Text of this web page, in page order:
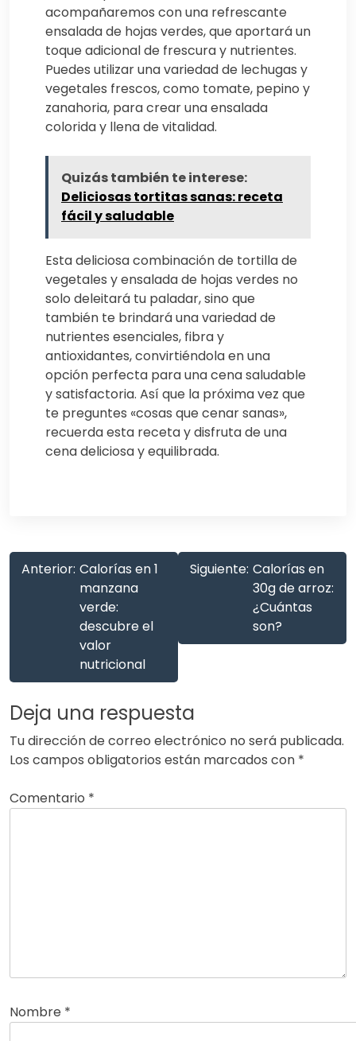
acompañaremos con una refrescante
ensalada de hojas verdes, que aportará un
toque adicional de frescura y nutrientes.
Puedes utilizar una variedad de lechugas y
vegetales frescos, como tomate, pepino y
zanahoria, para crear una ensalada
colorida y llena de vitalidad.
Quizás también te interese:
Deliciosas tortitas sanas: receta
fácil y saludable
Esta deliciosa combinación de tortilla de
vegetales y ensalada de hojas verdes no
solo deleitará tu paladar, sino que
también te brindará una variedad de
nutrientes esenciales, fibra y
antioxidantes, convirtiéndola en una
opción perfecta para una cena saludable
y satisfactoria. Así que la próxima vez que
te preguntes «cosas que cenar sanas»,
recuerda esta receta y disfruta de una
cena deliciosa y equilibrada.
Anterior: Calorías en 1
manzana
verde:
descubre el
valor
nutricional
Siguiente: Calorías en
30g de arroz:
¿Cuántas
son?
Deja una respuesta
Tu dirección de correo electrónico no será publicada.
Los campos obligatorios están marcados con *
Comentario *
Nombre *